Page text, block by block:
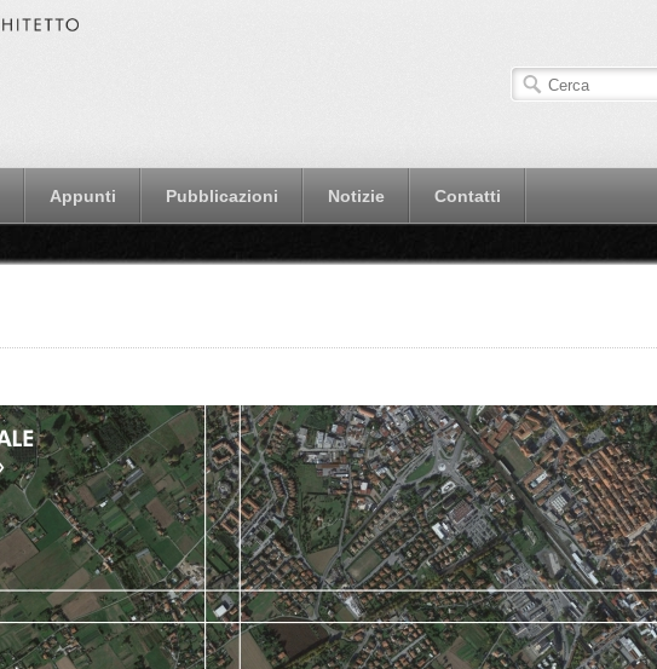
Appunti Pubblicazioni Notizie Contatti